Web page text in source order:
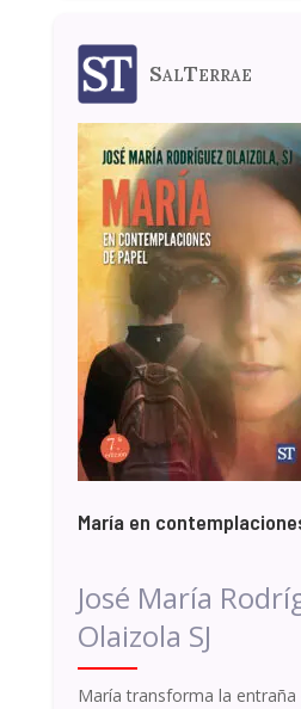
SalTerrae
María en
José María
Olaizola SJ
María transforma la entraña